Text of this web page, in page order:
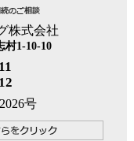
株式会社
村1-10-10
号